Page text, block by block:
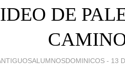
DE
- 13